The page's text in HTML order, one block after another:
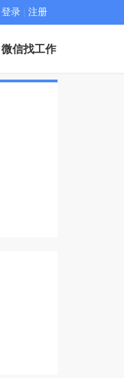
登录 注册
微信找工作